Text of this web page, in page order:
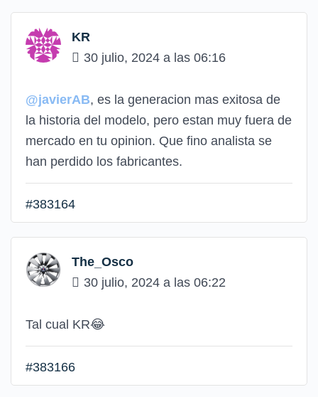
KR
30 julio, 2024 a las 06:16
@javierAB, es la generacion mas exitosa de
la historia del modelo, pero estan muy fuera de
mercado en tu opinion. Que fino analista se
han perdido los fabricantes.
#383164
The_Osco
30 julio, 2024 a las 06:22
Tal cual KR😂
#383166